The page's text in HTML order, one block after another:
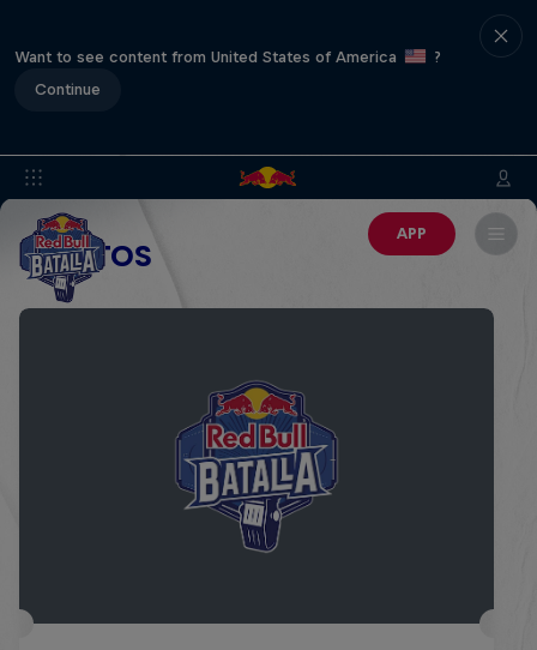
Want to see content from United States of America
?
Continue
APP
EVENTOS